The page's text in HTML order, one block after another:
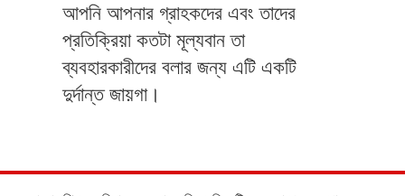
আপনি আপনার গ্রাহকদের এবং তাদের
প্রতিক্রিয়া কতটা মূল্যবান তা
ব্যবহারকারীদের বলার জন্য এটি একটি
দুর্দান্ত জায়গা।